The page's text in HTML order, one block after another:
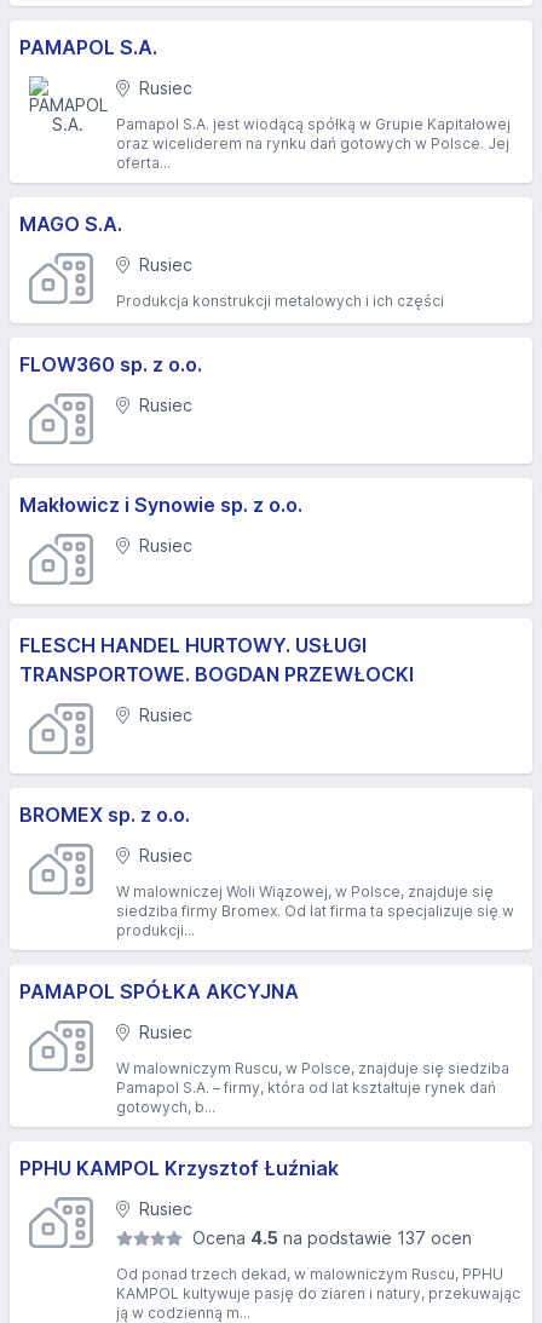
PAMAPOL S.A.
Rusiec
Pamapol S.A. jest wiodącą spółką w Grupie Kapitałowej
oraz wiceliderem na rynku dań gotowych w Polsce. Jej
oferta...
MAGO S.A.
Rusiec
Produkcja konstrukcji metalowych i ich części
FLOW360 sp. z o.o.
Rusiec
Makłowicz i Synowie sp. z o.o.
Rusiec
FLESCH HANDEL HURTOWY. USŁUGI
TRANSPORTOWE. BOGDAN PRZEWŁOCKI
Rusiec
BROMEX sp. z o.o.
Rusiec
W malowniczej Woli Wiązowej, w Polsce, znajduje się
siedziba firmy Bromex. Od lat firma ta specjalizuje się w
produkcji...
PAMAPOL SPÓŁKA AKCYJNA
Rusiec
W malowniczym Ruscu, w Polsce, znajduje się siedziba
Pamapol S.A. – firmy, która od lat kształtuje rynek dań
gotowych, b...
PPHU KAMPOL Krzysztof Łuźniak
Rusiec
Ocena 4.5 na podstawie 137 ocen
Od ponad trzech dekad, w malowniczym Ruscu, PPHU
KAMPOL kultywuje pasję do ziaren i natury, przekuwając
ją w codzienną m...